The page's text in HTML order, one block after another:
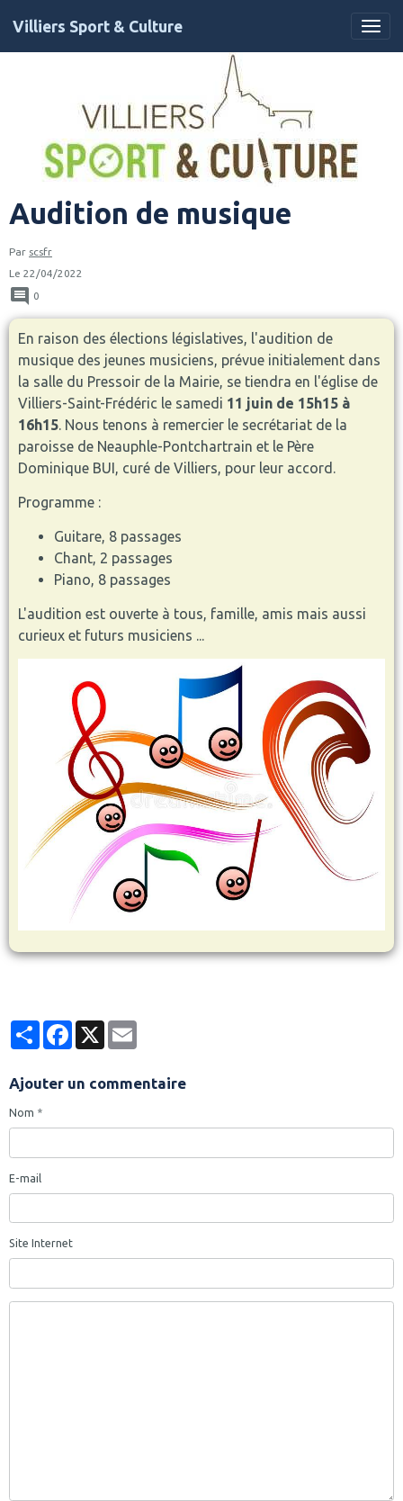
Villiers Sport & Culture
Audition de musique
Par scsfr
Le 22/04/2022
0
En raison des élections législatives, l'audition de
musique des jeunes musiciens, prévue initialement dans
la salle du Pressoir de la Mairie, se tiendra en l'église de
Villiers-Saint-Frédéric le samedi 11 juin de 15h15 à
16h15. Nous tenons à remercier le secrétariat de la
paroisse de Neauphle-Pontchartrain et le Père
Dominique BUI, curé de Villiers, pour leur accord.
Programme :
Guitare, 8 passages
Chant, 2 passages
Piano, 8 passages
L'audition est ouverte à tous, famille, amis mais aussi
curieux et futurs musiciens ...
PartagerFacebook
Ajouter un commentaire
Nom
E-mail
Site Internet